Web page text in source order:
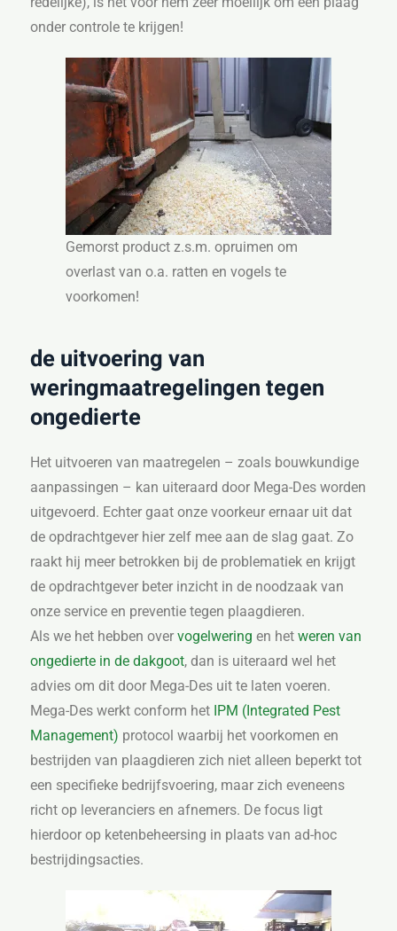
onder controle te krijgen!
Gemorst product z.s.m. opruimen om
overlast van o.a. ratten en vogels te
voorkomen!
de uitvoering van
weringmaatregelingen tegen
ongedierte
Het uitvoeren van maatregelen – zoals bouwkundige
aanpassingen – kan uiteraard door Mega-Des worden
uitgevoerd. Echter gaat onze voorkeur ernaar uit dat
de opdrachtgever hier zelf mee aan de slag gaat. Zo
raakt hij meer betrokken bij de problematiek en krijgt
de opdrachtgever beter inzicht in de noodzaak van
onze service en preventie tegen plaagdieren.
Als we het hebben over vogelwering en het weren van
ongedierte in de dakgoot, dan is uiteraard wel het
advies om dit door Mega-Des uit te laten voeren.
Mega-Des werkt conform het IPM (Integrated Pest
Management) protocol waarbij het voorkomen en
bestrijden van plaagdieren zich niet alleen beperkt tot
een specifieke bedrijfsvoering, maar zich eveneens
richt op leveranciers en afnemers. De focus ligt
hierdoor op ketenbeheersing in plaats van ad-hoc
bestrijdingsacties.